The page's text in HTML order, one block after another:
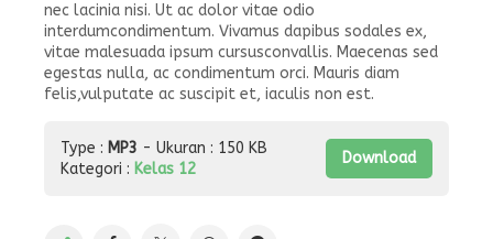
nec lacinia nisi. Ut ac dolor vitae odio
interdumcondimentum. Vivamus dapibus sodales ex,
vitae malesuada ipsum cursusconvallis. Maecenas sed
egestas nulla, ac condimentum orci. Mauris diam
felis,vulputate ac suscipit et, iaculis non est.
Type : MP3 - Ukuran : 150 KB
Kategori : Kelas 12
Download